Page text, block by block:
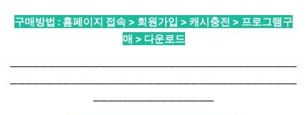
구매방법 : 홈페이지 접속 > 회원가입 > 캐시충전 > 프로그램구
매 > 다운로드
──────────────────────────────────────
──────────────────────────────────────
────────────────